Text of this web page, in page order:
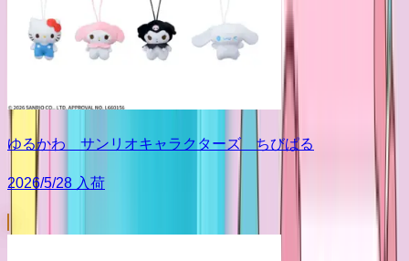
ゆるかわ サンリオキャラクターズ ちびぱる
2026/5/28 入荷